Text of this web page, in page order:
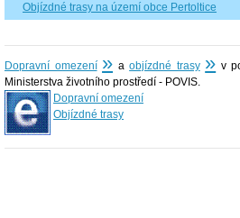
Objízdné trasy na území obce Pertoltice
Dopravní omezení » aobjízdné trasy » v
Ministerstva životního prostředí - POVIS.
Dopravní omezení
Objízdné trasy